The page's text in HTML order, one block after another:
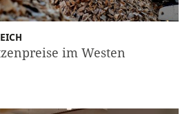
im Westen